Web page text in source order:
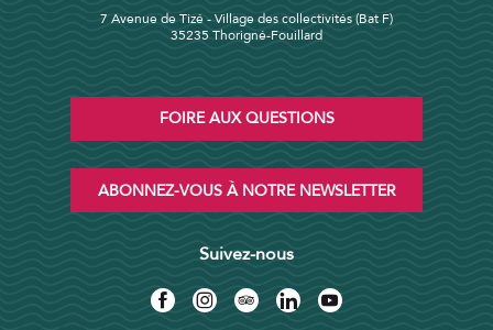
7 Avenue de Tizé - Village des collectivités (Bat F)
35235 Thorigné-Fouillard
FOIRE AUX QUESTIONS
ABONNEZ-VOUS À NOTRE NEWSLETTER
Suivez-nous